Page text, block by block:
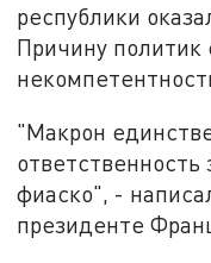
республики
Причину
"Макрон
ответственность
фиаско", -
президенте